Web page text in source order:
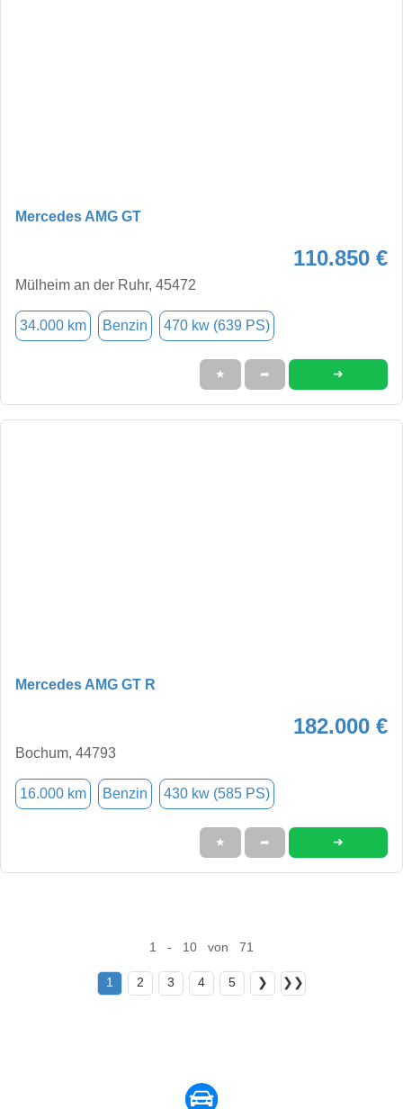
Mercedes AMG GT
110.850 €
Mülheim an der Ruhr, 45472
34.000 km Benzin 470 kw (639 PS)
★ ➦ ➜
Mercedes AMG GT R
182.000 €
Bochum, 44793
16.000 km Benzin 430 kw (585 PS)
★ ➦ ➜
1 - 10 von 71
1 2 3 4 5 ❯ ❯❯